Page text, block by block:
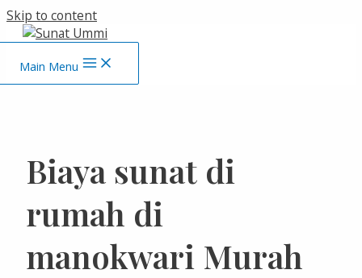
Skip to content
Main Menu
Biaya sunat di
rumah di
manokwari Murah